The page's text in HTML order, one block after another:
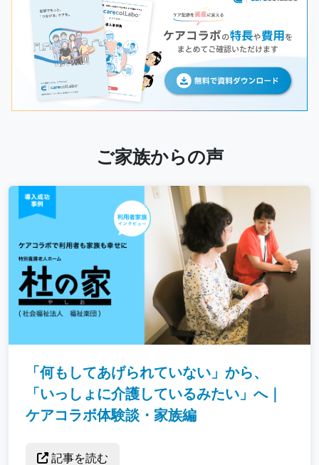
ご家族からの声
「何もしてあげられていない」から、
「いっしょに介護しているみたい」へ｜
ケアコラボ体験談・家族編
記事を読む